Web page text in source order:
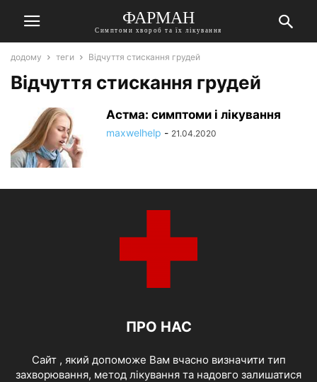
ФАРМАН
Симптоми хвороб та їх лікування
додому теги Відчуття стискання грудей
Відчуття стискання грудей
Астма: симптоми і лікування
maxwelhelp - 21.04.2020
ПРО НАС
Cайт , який допоможе Вам вчасно визначити тип
захворювання, метод лікування та надовго залишатися